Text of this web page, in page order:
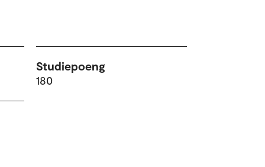
Studiepoeng
180